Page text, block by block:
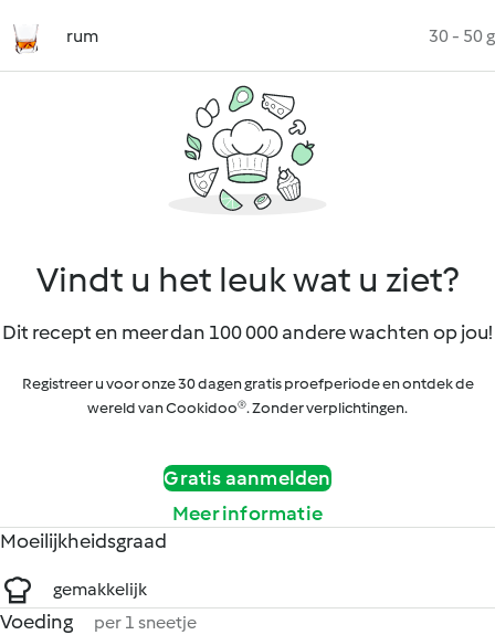
rum 30 - 50 g
Vindt u het leuk wat u ziet?
Dit recept en meer dan 100 000 andere wachten op jou!
Registreer u voor onze 30 dagen gratis proefperiode en ontdek de
wereld van Cookidoo®. Zonder verplichtingen.
Gratis aanmelden
Meer informatie
Moeilijkheidsgraad
gemakkelijk
Voeding per 1 sneetje